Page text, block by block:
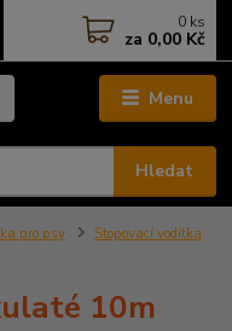
Menu
Hledat
0 ks
za 0,00 Kč
pro psy
Stopovací vodítka
10m